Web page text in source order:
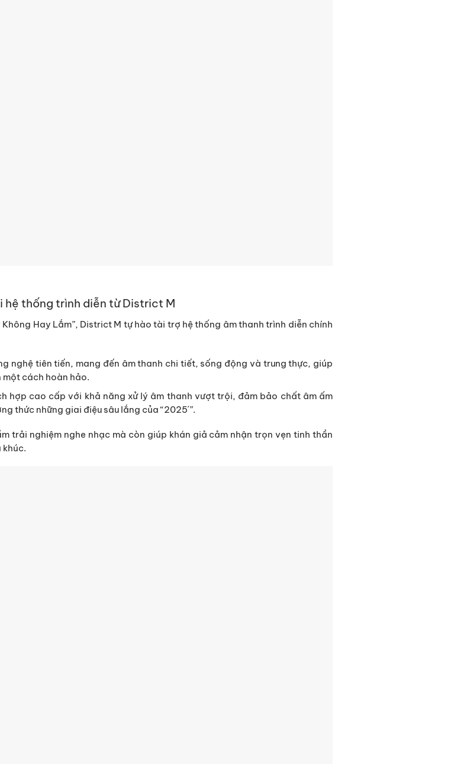
hệ thống trình diễn từ District M
Hay Lắm”, District M tự hào tài trợ hệ thống âm thanh trình diễn chính
nghệ tiên tiến, mang đến âm thanh chi tiết, sống động và trung thực, giúp
cách hoàn hảo.
hợp cao cấp với khả năng xử lý âm thanh vượt trội, đảm bảo chất âm ấm
thức những giai điệu sâu lắng của “2025´”.
trải nghiệm nghe nhạc mà còn giúp khán giả cảm nhận trọn vẹn tinh thần
khúc.